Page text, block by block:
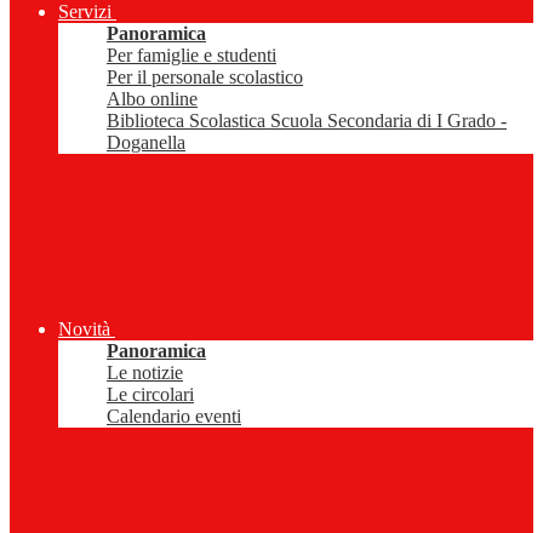
Servizi
Panoramica
Per famiglie e studenti
Per il personale scolastico
Albo online
Biblioteca Scolastica Scuola Secondaria di I Grado -
Doganella
Novità
Panoramica
Le notizie
Le circolari
Calendario eventi